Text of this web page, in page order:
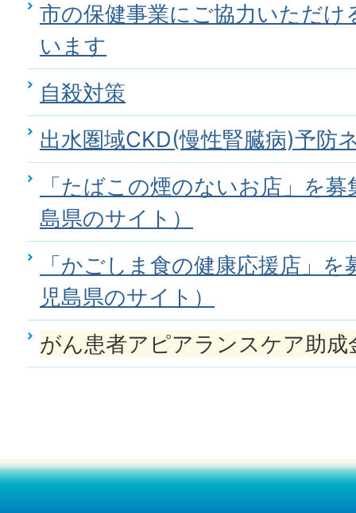
市の保健事業にご協力いただけ
います
自殺対策
出水圏域CKD(慢性腎臓病)予防
「たばこの煙のないお店」を
島県のサイト）
「かごしま食の健康応援店」
児島県のサイト）
がん患者アピアランスケア助成